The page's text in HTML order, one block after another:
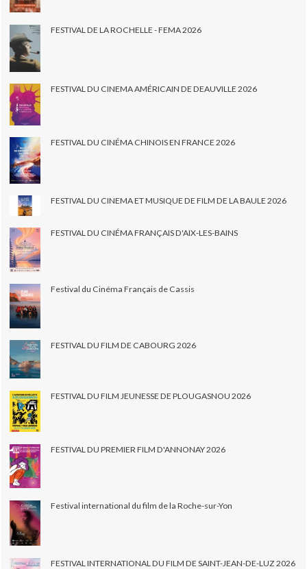
FESTIVAL DE LA ROCHELLE - FEMA 2026
FESTIVAL DU CINEMA AMÉRICAIN DE DEAUVILLE 2026
FESTIVAL DU CINÉMA CHINOIS EN FRANCE 2026
FESTIVAL DU CINEMA ET MUSIQUE DE FILM DE LA BAULE 2026
FESTIVAL DU CINÉMA FRANÇAIS D'AIX-LES-BAINS
Festival du Cinéma Français de Cassis
FESTIVAL DU FILM DE CABOURG 2026
FESTIVAL DU FILM JEUNESSE DE PLOUGASNOU 2026
FESTIVAL DU PREMIER FILM D'ANNONAY 2026
Festival international du film de la Roche-sur-Yon
FESTIVAL INTERNATIONAL DU FILM DE SAINT-JEAN-DE-LUZ 2026